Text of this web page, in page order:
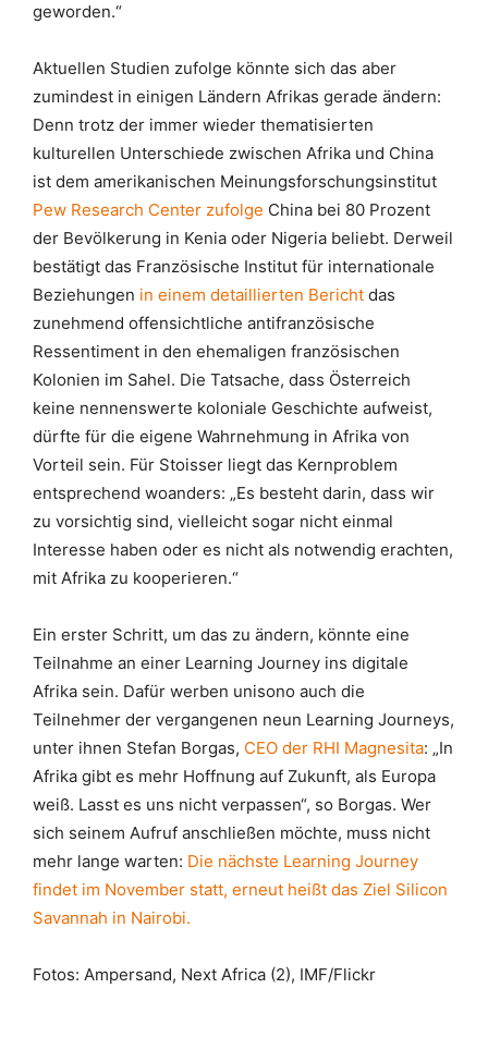
geworden.“
Aktuellen Studien zufolge könnte sich das aber
zumindest in einigen Ländern Afrikas gerade ändern:
Denn trotz der immer wieder thematisierten
kulturellen Unterschiede zwischen Afrika und China
ist dem amerikanischen Meinungsforschungsinstitut
Pew Research Center zufolge China bei 80 Prozent
der Bevölkerung in Kenia oder Nigeria beliebt. Derweil
bestätigt das Französische Institut für internationale
Beziehungen in einem detaillierten Bericht das
zunehmend offensichtliche antifranzösische
Ressentiment in den ehemaligen französischen
Kolonien im Sahel. Die Tatsache, dass Österreich
keine nennenswerte koloniale Geschichte aufweist,
dürfte für die eigene Wahrnehmung in Afrika von
Vorteil sein. Für Stoisser liegt das Kernproblem
entsprechend woanders: „Es besteht darin, dass wir
zu vorsichtig sind, vielleicht sogar nicht einmal
Interesse haben oder es nicht als notwendig erachten,
mit Afrika zu kooperieren.“
Ein erster Schritt, um das zu ändern, könnte eine
Teilnahme an einer Learning Journey ins digitale
Afrika sein. Dafür werben unisono auch die
Teilnehmer der vergangenen neun Learning Journeys,
unter ihnen Stefan Borgas, CEO der RHI Magnesita: „In
Afrika gibt es mehr Hoffnung auf Zukunft, als Europa
weiß. Lasst es uns nicht verpassen“, so Borgas. Wer
sich seinem Aufruf anschließen möchte, muss nicht
mehr lange warten: Die nächste Learning Journey
findet im November statt, erneut heißt das Ziel Silicon
Savannah in Nairobi.
Fotos: Ampersand, Next Africa (2), IMF/Flickr